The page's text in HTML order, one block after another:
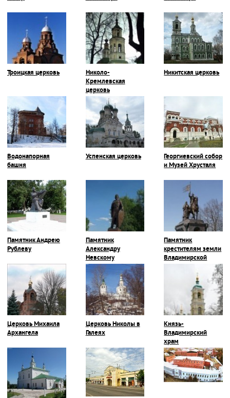
Троицкая церковь
Николо-
Кремлевская
церковь
Никитская церковь
Водонапорная
башня
Успенская церковь
Георгиевский собор
и Музей Хрусталя
Памятник Андрею
Рублеву
Памятник
Александру
Невскому
Памятник
крестителям земли
Владимирской
Церковь Михаила
Архангела
Церковь Николы в
Галеях
Князь-
Владимирский
храм